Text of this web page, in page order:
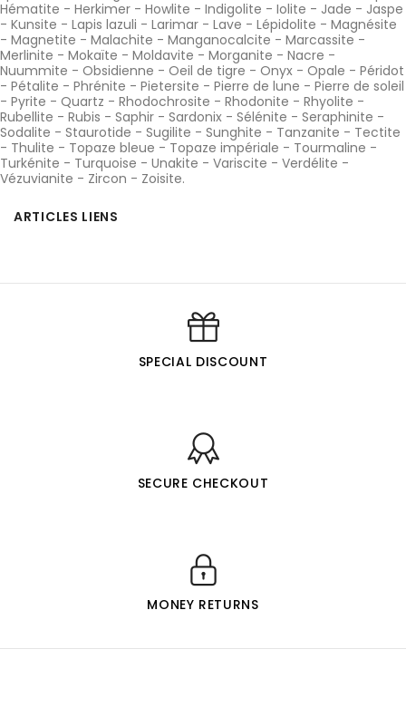
Hématite - Herkimer - Howlite - Indigolite - Iolite - Jade - Jaspe
- Kunsite - Lapis lazuli - Larimar - Lave - Lépidolite - Magnésite
- Magnetite - Malachite - Manganocalcite - Marcassite -
Merlinite - Mokaïte - Moldavite - Morganite - Nacre -
Nuummite - Obsidienne - Oeil de tigre - Onyx - Opale - Péridot
- Pétalite - Phrénite - Pietersite - Pierre de lune - Pierre de soleil
- Pyrite - Quartz - Rhodochrosite - Rhodonite - Rhyolite -
Rubellite - Rubis - Saphir - Sardonix - Sélénite - Seraphinite -
Sodalite - Staurotide - Sugilite - Sunghite - Tanzanite - Tectite
- Thulite - Topaze bleue - Topaze impériale - Tourmaline -
Turkénite - Turquoise - Unakite - Variscite - Verdélite -
Vézuvianite - Zircon - Zoisite.
ARTICLES LIENS
SPECIAL DISCOUNT
SECURE CHECKOUT
MONEY RETURNS